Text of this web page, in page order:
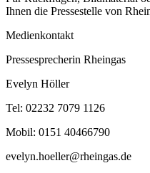
Ihnen die Pressestelle von
Medienkontakt
Pressesprecherin Rheingas
Evelyn Höller
Tel: 02232 7079 1126
Mobil: 0151 40466790
evelyn.hoeller@rheingas.de